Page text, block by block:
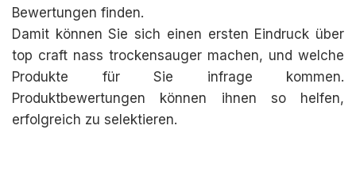
Bewertungen finden.
Damit können Sie sich einen ersten Eindruck über
top craft nass trockensauger machen, und welche
Produkte für Sie infrage kommen.
Produktbewertungen können ihnen so helfen,
erfolgreich zu selektieren.